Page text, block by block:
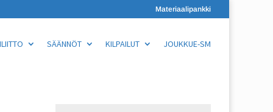
Materiaalipankki
SÄÄNNÖT KILPAILUT JOUKKUE-SM